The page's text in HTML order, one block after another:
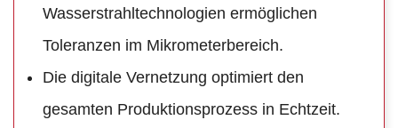
Wasserstrahltechnologien ermöglichen
Toleranzen im Mikrometerbereich.
Die digitale Vernetzung optimiert den
gesamten Produktionsprozess in Echtzeit.